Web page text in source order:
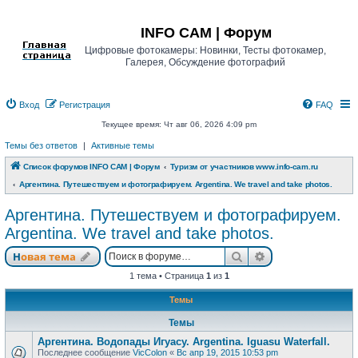
INFO CAM | Форум
Цифровые фотокамеры: Новинки, Тесты фотокамер,
Галерея, Обсуждение фотографий
Вход Регистрация FAQ
Текущее время: Чт авг 06, 2026 4:09 pm
Темы без ответов | Активные темы
Список форумов INFO CAM | Форум
Туризм от участников www.info-cam.ru
Аргентина. Путешествуем и фотографируем. Argentina. We travel and take photos.
Аргентина. Путешествуем и фотографируем.
Argentina. We travel and take photos.
Новая тема
Новаятема ПоискРасширенный
1 тема • Страница 1 из 1
Темы
Темы
Аргентина. Водопады Игуасу. Argentina. Iguasu Waterfall.
Последнее сообщение VicColon « Вс апр 19, 2015 10:53 pm